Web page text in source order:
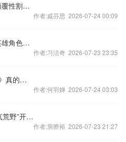
《铠甲勇士》手游最新视频 颠覆性割草快打新体验
作者:戚芬思 2026-07-24 00:09
生肖英雄传 细说《十三煞》英雄角色的由来
作者:习洁奇 2026-07-23 23:35
即使国服开了 《口袋妖怪GO》真的能火起来吗？
作者:何羽婵 2026-07-24 03:03
《我叫MT3》点卡服新服“风岚荒野”开启公告
作者:庾骅裕 2026-07-23 21:27